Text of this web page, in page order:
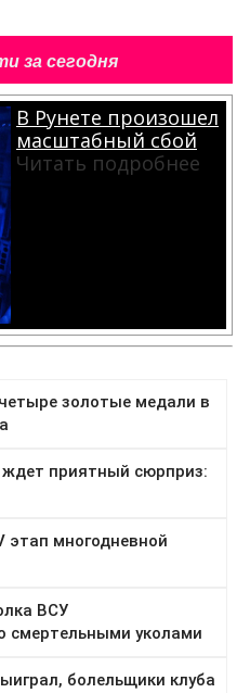
за сегодня
В Рунете произошел
масштабный сбой
Читать подробнее